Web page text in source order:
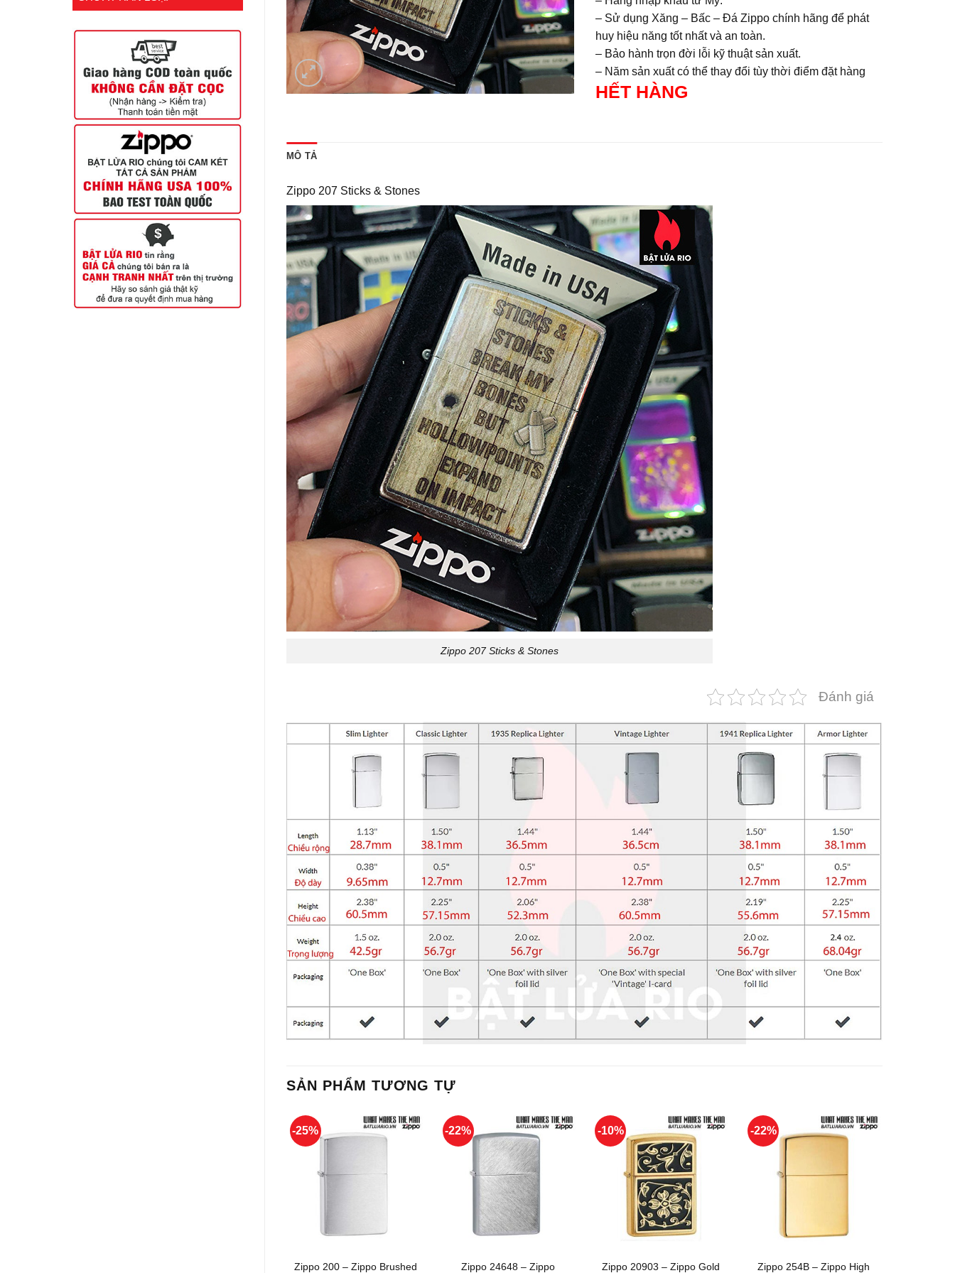
– Sử dụng Xăng – Bấc – Đá Zippo chính hãng để phát
huy hiệu năng tốt nhất và an toàn.
– Bảo hành trọn đời lỗi kỹ thuật sản xuất.
– Năm sản xuất có thể thay đổi tùy thời điểm đặt hàng
HẾT HÀNG
MÔ TẢ
Zippo 207 Sticks & Stones
Zippo 207 Sticks & Stones
Đánh giá
SẢN PHẨM TƯƠNG TỰ
-25%
Zippo 200 – Zippo Brushed
-22%
Zippo 24648 – Zippo
-10%
Zippo 20903 – Zippo Gold
-22%
Zippo 254B – Zippo High